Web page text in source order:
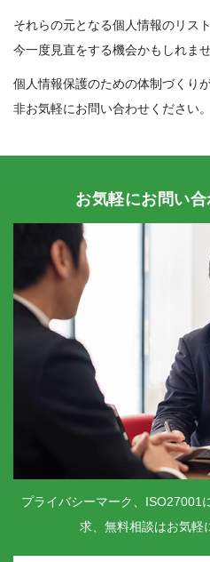
それらの元となる個人情報のリス
今一度見直をする機会かもしれませ
個人情報保護のための体制づくり
非お気軽にお問い合わせください。
お気軽にお問い合
プライバシーマーク、ISO27001
求、無料相談はお気軽